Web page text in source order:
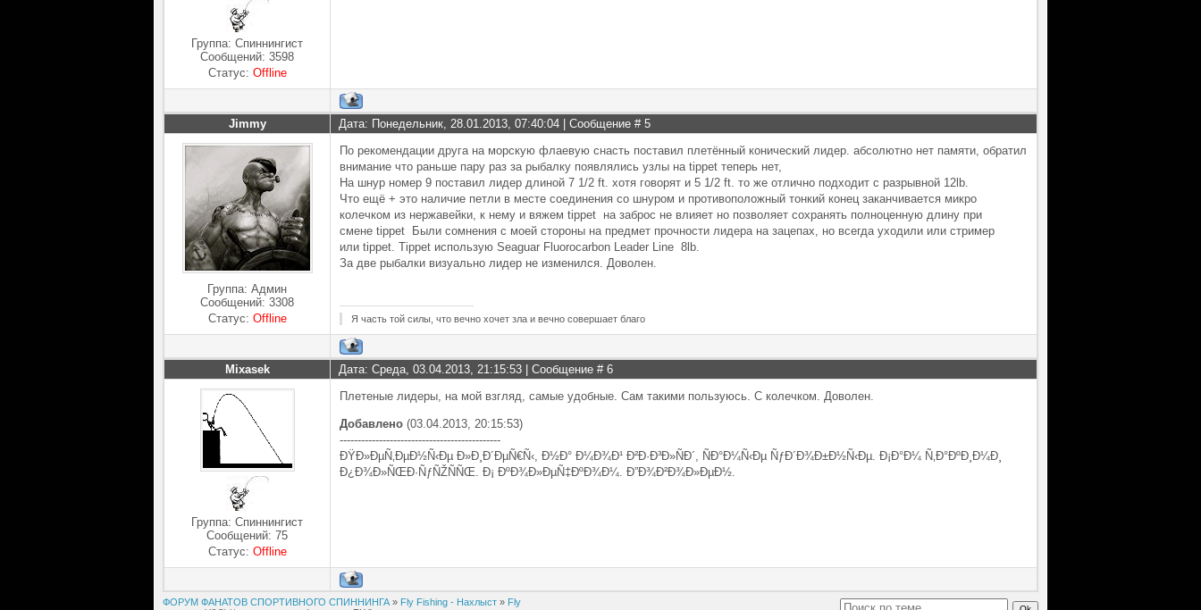
Группа: Спиннингист
Сообщений: 3598
Статус: Offline
Jimmy Дата: Понедельник, 28.01.2013, 07:40:04 | Сообщение # 5
Группа: Админ
Сообщений: 3308
Статус: Offline
По рекомендации друга на морскую флаевую снасть поставил плетённый конический лидер. абсолютно нет памяти, обратил
внимание что раньше пару раз за рыбалку появлялись узлы на tippet теперь нет,
На шнур номер 9 поставил лидер длиной 7 1/2 ft. хотя говорят и 5 1/2 ft. то же отлично подходит с разрывной 12lb.
Что ещё + это наличие петли в месте соединения со шнуром и противоположный тонкий конец заканчивается микро
колечком из нержавейки, к нему и вяжем tippet на заброс не влияет но позволяет сохранять полноценную длину при
смене tippet Были сомнения с моей стороны на предмет прочности лидера на зацепах, но всегда уходили или стример
или tippet. Tippet использую Seaguar Fluorocarbon Leader Line 8lb.
За две рыбалки визуально лидер не изменился. Доволен.
Я часть той силы, что вечно хочет зла и вечно совершает благо
Mixasek Дата: Среда, 03.04.2013, 21:15:53 | Сообщение # 6
Группа: Спиннингист
Сообщений: 75
Статус: Offline
Плетеные лидеры, на мой взгляд, самые удобные. Сам такими пользуюсь. С колечком. Доволен.
Добавлено (03.04.2013, 20:15:53)
---------------------------------------------
ÐŸÐ»ÐµÑ‚ÐµÐ½Ñ‹Ðµ Ð»Ð¸Ð´ÐµÑ€Ñ‹, Ð½Ð° Ð¼Ð¾Ð¹ Ð²Ð·Ð³Ð»ÑÐ´, ÑÐ°Ð¼Ñ‹Ðµ ÑƒÐ´Ð¾Ð±Ð½Ñ‹Ðµ. Ð¡Ð°Ð¼ Ñ‚Ð°ÐºÐ¸Ð¼Ð¸
Ð¿Ð¾Ð»ÑŒÐ·ÑƒÑŽÑÑŒ. Ð¡ ÐºÐ¾Ð»ÐµÑ‡ÐºÐ¾Ð¼. Ð”Ð¾Ð²Ð¾Ð»ÐµÐ½.
ФОРУМ ФАНАТОВ СПОРТИВНОГО СПИННИНГА » Fly Fishing - Нахлыст » Fly